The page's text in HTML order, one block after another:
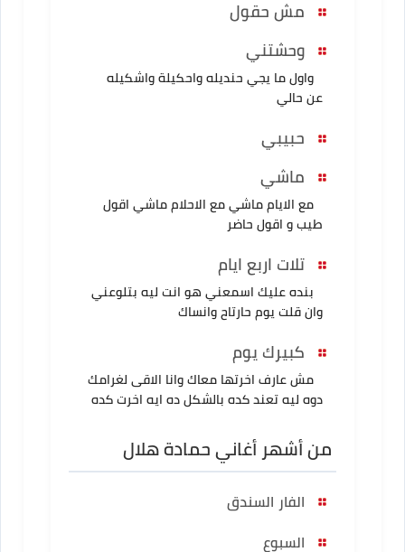
مش حقول
وحشتني
واول ما يجي حنديله واحكيلة واشكيله
عن حالي
حبيبي
ماشي
مع الايام ماشي مع الاحلام ماشي اقول
طيب و اقول حاضر
تلات اربع ايام
بنده عليك اسمعني هو انت ليه بتلوعني
وان قلت يوم حارتاح وانساك
كبيرك يوم
مش عارف اخرتها معاك وانا الاقى لغرامك
دوه ليه تعند كده بالشكل ده ايه اخرت كده
من أشهر أغاني حمادة هلال
الفار السندق
السبوع